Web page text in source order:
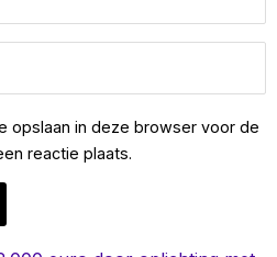
opslaan in deze browser voor de
reactie plaats.